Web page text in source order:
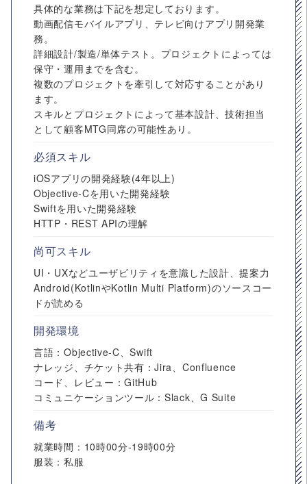
具体的な業務は下記を想定しております。
動画配信モバイルアプリ、テレビ向けアプリ開発業
務。
詳細設計/製造/単体テスト。プロジェクトによっては
保守・運用までを含む。
複数のプロジェクトを牽引して対応することがあり
ます。
スキルとプロジェクトによって基本設計、技術担当
として顧客MTG同席の可能性あり。
必須スキル
iOSアプリの開発経験(4年以上)
Objective-Cを用いた開発経験
Swiftを用いた開発経験
HTTP・REST APIの理解
尚可スキル
UI・UXなどユーザビリティを意識した設計、提案力
Android(KotlinやKotlin Multi Platform)のソースコー
ドが読める
開発環境
言語：Objective-C、Swift
ナレッジ、チケット共有：Jira、Confluence
コード、レビュー：GitHub
コミュニケーションツール：Slack、G Suite
備考
就業時間：10時00分-19時00分
服装：私服